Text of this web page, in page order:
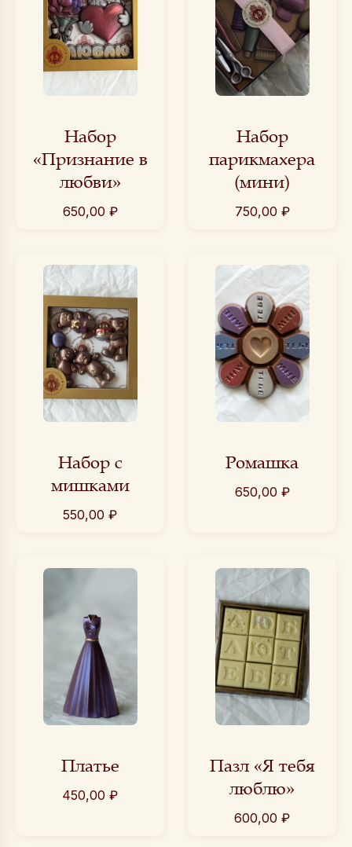
Набор
«Признание в
любви»
650,00 ₽
Набор
парикмахера
(мини)
750,00 ₽
Набор с
мишками
550,00 ₽
Ромашка
650,00 ₽
Платье
450,00 ₽
Пазл «Я тебя
люблю»
600,00 ₽